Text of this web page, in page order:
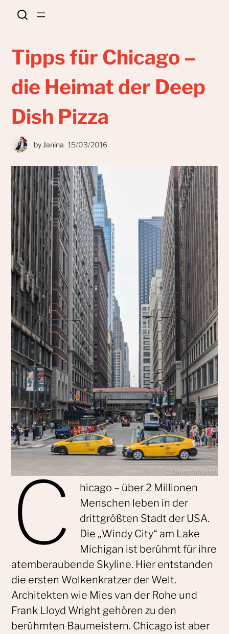
Tipps für Chicago –
die Heimat der Deep
Dish Pizza
by Janina 15/03/2016
C
hicago – über 2 Millionen
Menschen leben in der
drittgrößten Stadt der USA.
Die „Windy City“ am Lake
Michigan ist berühmt für ihre
atemberaubende Skyline. Hier entstanden
die ersten Wolkenkratzer der Welt.
Architekten wie Mies van der Rohe und
Frank Lloyd Wright gehören zu den
berühmten Baumeistern. Chicago ist aber